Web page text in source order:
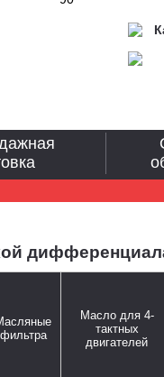
фильтра
Масло для 4-
тактных
двигателей